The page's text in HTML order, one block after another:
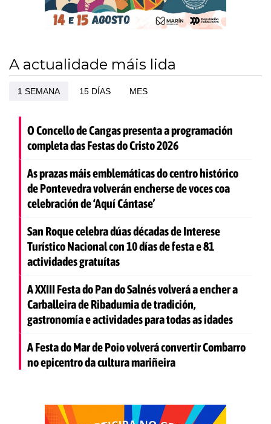
A actualidade máis lida
1 SEMANA 15 DÍAS MES
O Concello de Cangas presenta a programación
completa das Festas do Cristo 2026
As prazas máis emblemáticas do centro histórico
de Pontevedra volverán encherse de voces coa
celebración de ‘Aquí Cántase’
San Roque celebra dúas décadas de Interese
Turístico Nacional con 10 días de festa e 81
actividades gratuítas
A XXIII Festa do Pan do Salnés volverá a encher a
Carballeira de Ribadumia de tradición,
gastronomía e actividades para todas as idades
A Festa do Mar de Poio volverá convertir Combarro
no epicentro da cultura mariñeira